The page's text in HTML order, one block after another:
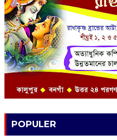
POPULER